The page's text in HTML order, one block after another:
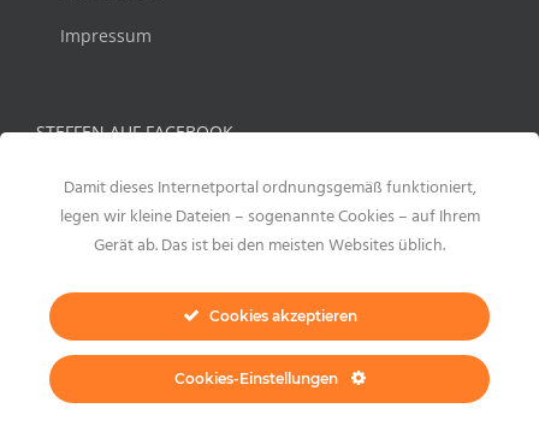
Impressum
STEFFEN AUF FACEBOOK
Damit dieses Internetportal ordnungsgemäß funktioniert,
legen wir kleine Dateien – sogenannte Cookies – auf Ihrem
Gerät ab. Das ist bei den meisten Websites üblich.
Cookies akzeptieren
Cookies-Einstellungen